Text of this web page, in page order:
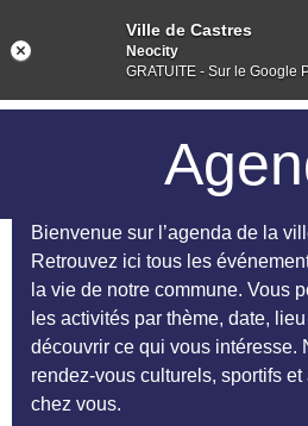
Bienvenue sur l’agenda de la
Retrouvez ici tous les
la vie de notre commune. Vous
les activités par thème, date,
découvrir ce qui vous intéresse.
rendez-vous culturels, sportifs
chez vous.
Ville de Castres
Neocity
GRATUITE - Sur le Google